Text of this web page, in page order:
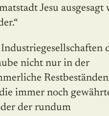
Jesu ausgesagt
nicht nur in der
Restbeständen
immer noch
der rundum